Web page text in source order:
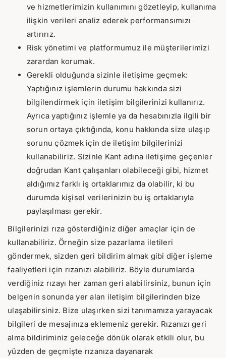
ve hizmetlerimizin kullanımını gözetleyip, kullanıma
ilişkin verileri analiz ederek performansımızı
artırırız.
Risk yönetimi ve platformumuz ile müşterilerimizi
zarardan korumak.
Gerekli olduğunda sizinle iletişime geçmek:
Yaptığınız işlemlerin durumu hakkında sizi
bilgilendirmek için iletişim bilgilerinizi kullanırız.
Ayrıca yaptığınız işlemle ya da hesabınızla ilgili bir
sorun ortaya çıktığında, konu hakkında size ulaşıp
sorunu çözmek için de iletişim bilgilerinizi
kullanabiliriz. Sizinle Kant adına iletişime geçenler
doğrudan Kant çalışanları olabileceği gibi, hizmet
aldığımız farklı iş ortaklarımız da olabilir, ki bu
durumda kişisel verilerinizin bu iş ortaklarıyla
paylaşılması gerekir.
Bilgilerinizi rıza gösterdiğiniz diğer amaçlar için de
kullanabiliriz. Örneğin size pazarlama iletileri
göndermek, sizden geri bildirim almak gibi diğer işleme
faaliyetleri için rızanızı alabiliriz. Böyle durumlarda
verdiğiniz rızayı her zaman geri alabilirsiniz, bunun için
belgenin sonunda yer alan iletişim bilgilerinden bize
ulaşabilirsiniz. Bize ulaşırken sizi tanımamıza yarayacak
bilgileri de mesajınıza eklemeniz gerekir. Rızanızı geri
alma bildiriminiz geleceğe dönük olarak etkili olur, bu
yüzden de geçmişte rızanıza dayanarak